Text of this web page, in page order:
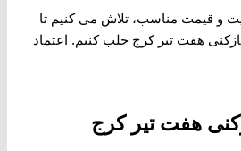
و قیمت مناسب، تلاش می کنیم تا
هفت تیر کرج جلب کنیم. اعتماد
هفت تیر کرج